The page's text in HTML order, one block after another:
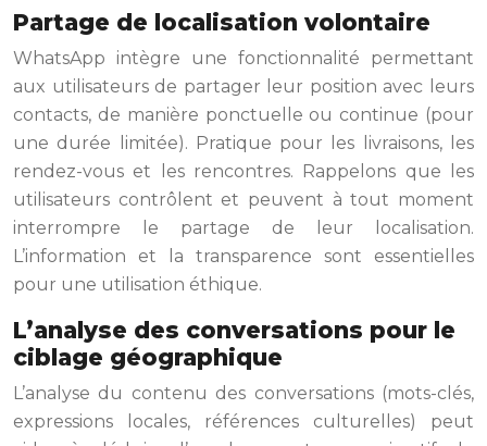
Partage de localisation volontaire
WhatsApp intègre une fonctionnalité permettant
aux utilisateurs de partager leur position avec leurs
contacts, de manière ponctuelle ou continue (pour
une durée limitée). Pratique pour les livraisons, les
rendez-vous et les rencontres. Rappelons que les
utilisateurs contrôlent et peuvent à tout moment
interrompre le partage de leur localisation.
L’information et la transparence sont essentielles
pour une utilisation éthique.
L’analyse des conversations pour le
ciblage géographique
L’analyse du contenu des conversations (mots-clés,
expressions locales, références culturelles) peut